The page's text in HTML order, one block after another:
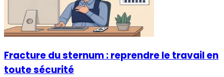
Fracture du sternum : reprendre le travail en
toute sécurité